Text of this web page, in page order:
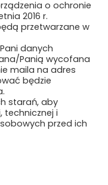
Z
SP. Z
o ochronie
2016 r.
przetwarzane w
danych
Panią wycofana
maila na adres
będzie
starań, aby
technicznej i
przed ich